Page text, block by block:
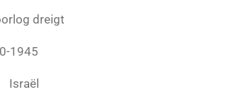
dreigt
1945
Israël